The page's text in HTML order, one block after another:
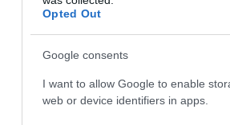
Opted Out
Google consents
I want to allow Google to enable
web or device identifiers in apps.
elköltözött! Ha nem akarsz lemaradni a friss